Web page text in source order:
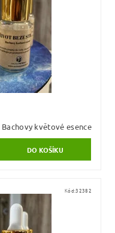
Bachovy květové esence
Kód:32382